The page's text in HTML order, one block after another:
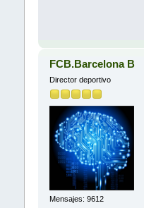
FCB.Barcelona B
Director deportivo
Mensajes: 9612